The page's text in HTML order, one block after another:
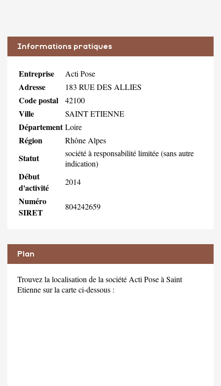
Informations pratiques
Entreprise Acti Pose
Adresse 183 RUE DES ALLIES
Code postal 42100
Ville SAINT ETIENNE
Département Loire
Région Rhône Alpes
Statut
société à responsabilité limitée (sans autre
indication)
Début
d'activité
2014
Numéro
SIRET
804242659
Plan
Trouvez la localisation de la société Acti Pose à Saint
Etienne sur la carte ci-dessous :